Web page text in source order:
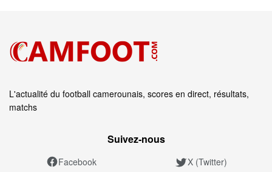
L'actualité du football camerounais, scores en direct, résultats,
matchs
Suivez‑nous
Facebook X (Twitter)